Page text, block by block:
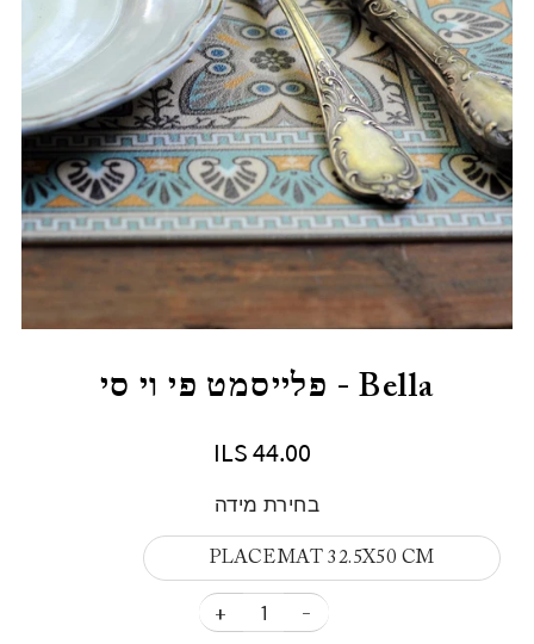
Bella - פלייסמט פי וי סי
ILS 44.00
בחירת מידה
PLACEMAT 32.5X50 CM
-
+